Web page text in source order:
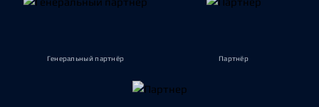
Генеральный партнёр Партнёр